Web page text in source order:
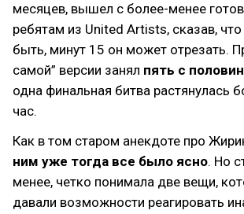
месяцев, вышел с более-менее
ребятам из United Artists, сказав,
быть, минут 15 он может отрезать.
самой” версии занял пять с
одна финальная битва растянулась
час.
Как в том старом анекдоте про
ним уже тогда все было ясно. Но
менее, четко понимала две вещи,
давали возможности реагировать